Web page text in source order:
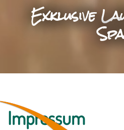
Exklusive
Impressum